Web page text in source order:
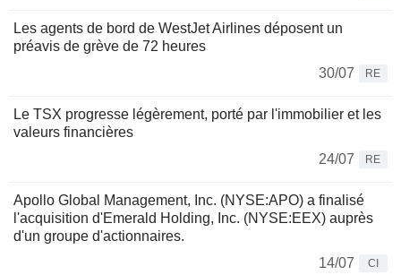
Les agents de bord de WestJet Airlines déposent un
préavis de grève de 72 heures
30/07
RE
Le TSX progresse légèrement, porté par l'immobilier et les
valeurs financières
24/07
RE
Apollo Global Management, Inc. (NYSE:APO) a finalisé
l'acquisition d'Emerald Holding, Inc. (NYSE:EEX) auprès
d'un groupe d'actionnaires.
14/07
CI